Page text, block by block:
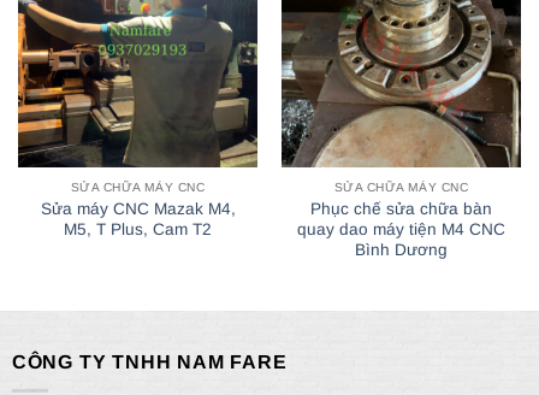
SỬA CHỮA MÁY CNC
Sửa máy CNC Mazak M4,
M5, T Plus, Cam T2
SỬA CHỮA MÁY CNC
Phục chế sửa chữa bàn
quay dao máy tiện M4 CNC
Bình Dương
CÔNG TY TNHH NAM FARE